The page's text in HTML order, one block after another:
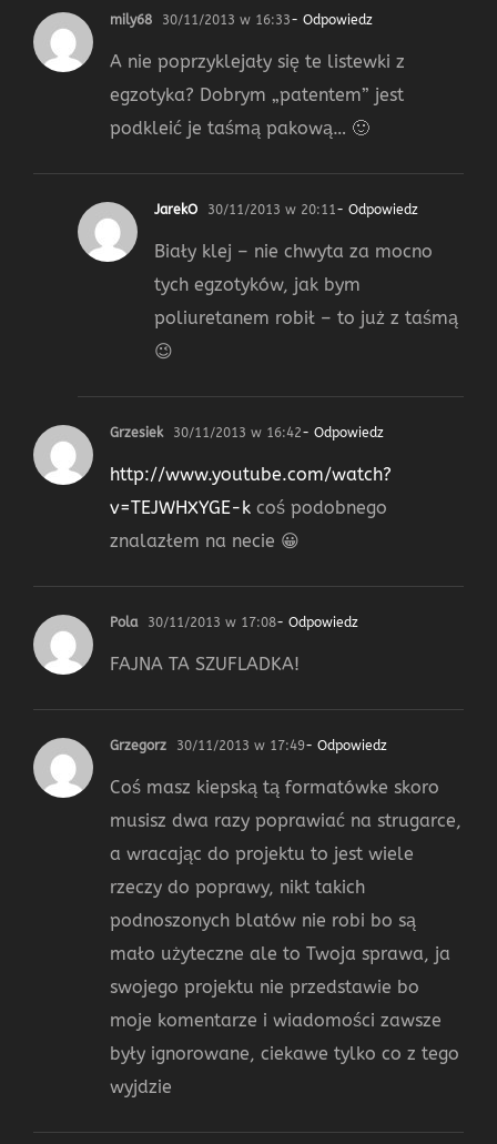
mily68 30/11/2013 w 16:33- Odpowiedz
A nie poprzyklejały się te listewki z
egzotyka? Dobrym „patentem” jest
podkleić je taśmą pakową… 🙂
JarekO 30/11/2013 w 20:11- Odpowiedz
Biały klej – nie chwyta za mocno
tych egzotyków, jak bym
poliuretanem robił – to już z taśmą
😉
Grzesiek 30/11/2013 w 16:42- Odpowiedz
http://www.youtube.com/watch?
v=TEJWHXYGE-k coś podobnego
znalazłem na necie 😀
Pola 30/11/2013 w 17:08- Odpowiedz
FAJNA TA SZUFLADKA!
Grzegorz 30/11/2013 w 17:49- Odpowiedz
Coś masz kiepską tą formatówke skoro
musisz dwa razy poprawiać na strugarce,
a wracając do projektu to jest wiele
rzeczy do poprawy, nikt takich
podnoszonych blatów nie robi bo są
mało użyteczne ale to Twoja sprawa, ja
swojego projektu nie przedstawie bo
moje komentarze i wiadomości zawsze
były ignorowane, ciekawe tylko co z tego
wyjdzie